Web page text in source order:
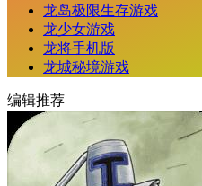
龙岛极限生存游戏
龙少女游戏
龙将手机版
龙城秘境游戏
编辑推荐